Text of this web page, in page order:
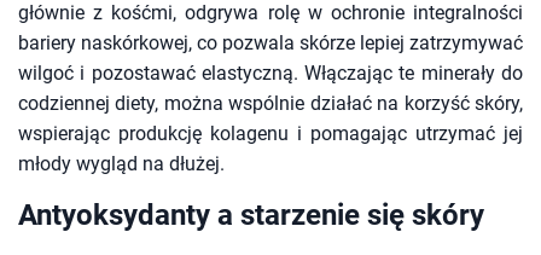
głównie z kośćmi, odgrywa rolę w ochronie integralności
bariery naskórkowej, co pozwala skórze lepiej zatrzymywać
wilgoć i pozostawać elastyczną. Włączając te minerały do
codziennej diety, można wspólnie działać na korzyść skóry,
wspierając produkcję kolagenu i pomagając utrzymać jej
młody wygląd na dłużej.
Antyoksydanty a starzenie się skóry